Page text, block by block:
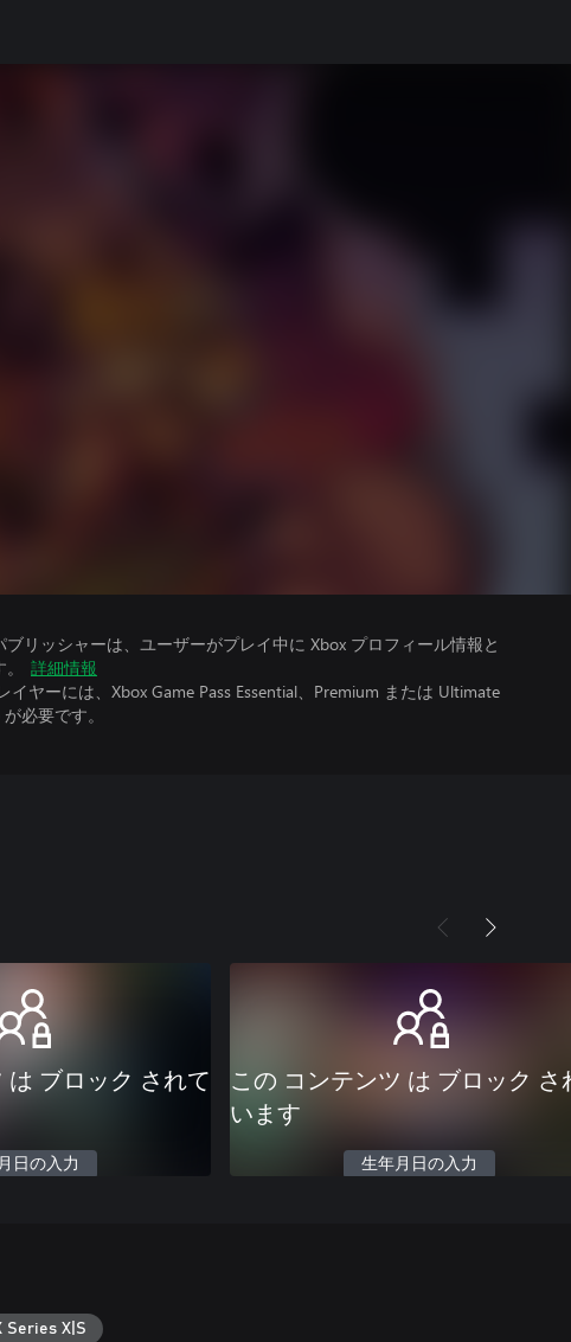
リッシャーは、ユーザーがプレイ中に Xbox プロフィール情報と
詳細情報
ヤーには、Xbox Game Pass Essential、Premium または Ultimate
必要です。
は ブロック されて
日の入力
この コンテンツ は ブロック さ
います
生年月日の入力
Series X|S